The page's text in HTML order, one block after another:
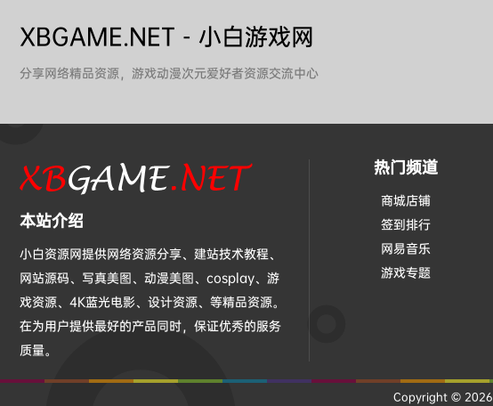
XBGAME.NET - 小白游戏网
分享网络精品资源，游戏动漫次元爱好者资源交流中心
本站介绍
小白资源网提供网络资源分享、建站技术教程、
网站源码、写真美图、动漫美图、cosplay、游
戏资源、4K蓝光电影、设计资源、等精品资源。
在为用户提供最好的产品同时，保证优秀的服务
质量。
热门频道
商城店铺
签到排行
网易音乐
游戏专题
Copyright © 2026